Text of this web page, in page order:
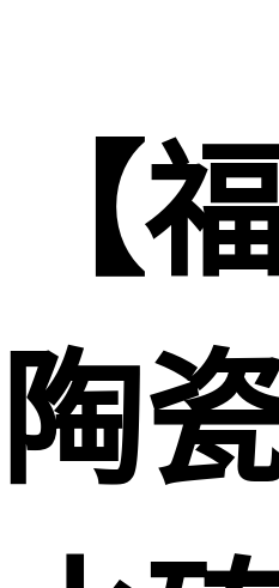
【
陶